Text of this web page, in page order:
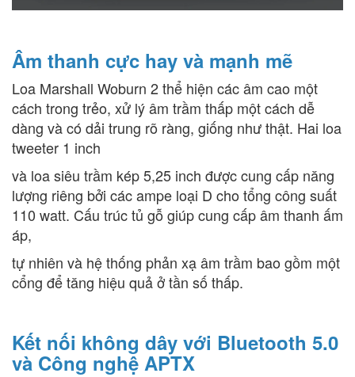
Âm thanh cực hay và mạnh mẽ
Loa Marshall Woburn 2 thể hiện các âm cao một
cách trong trẻo, xử lý âm trầm thấp một cách dễ
dàng và có dải trung rõ ràng, giống như thật. Hai loa
tweeter 1 inch
và loa siêu trầm kép 5,25 inch được cung cấp năng
lượng riêng bởi các ampe loại D cho tổng công suất
110 watt. Cấu trúc tủ gỗ giúp cung cấp âm thanh ấm
áp,
tự nhiên và hệ thống phản xạ âm trầm bao gồm một
cổng để tăng hiệu quả ở tần số thấp.
Kết nối không dây với Bluetooth 5.0
và Công nghệ APTX